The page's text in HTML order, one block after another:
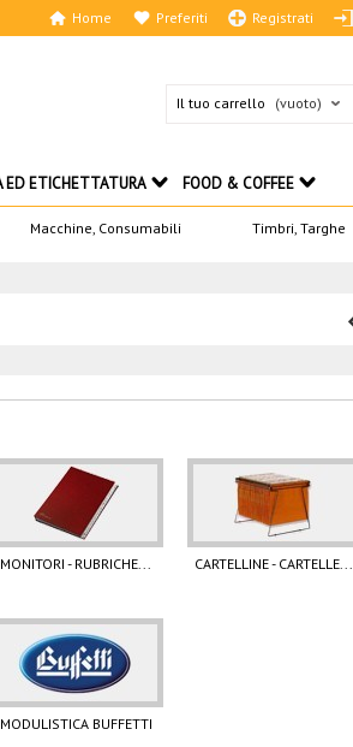
Registrati
Preferiti
Home
Il tuo carrello (vuoto)
Macchine, Consumabili Timbri, Targhe
ED ETICHETTATURA FOOD & COFFEE
MONITORI - RUBRICHE... CARTELLINE - CARTELLE...
MODULISTICA BUFFETTI